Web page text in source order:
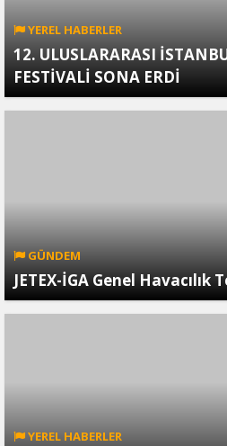
YEREL HABERLER
12. ULUSLARARASI
FESTİVALİ SONA ERDİ
GÜNDEM
JETEX-İGA Genel Havacılık
YEREL HABERLER